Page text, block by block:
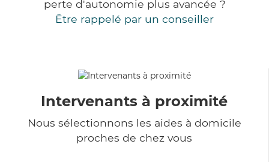
perte d'autonomie plus avancée ?
Être rappelé par un conseiller
Intervenants à proximité
Nous sélectionnons les aides à domicile
proches de chez vous